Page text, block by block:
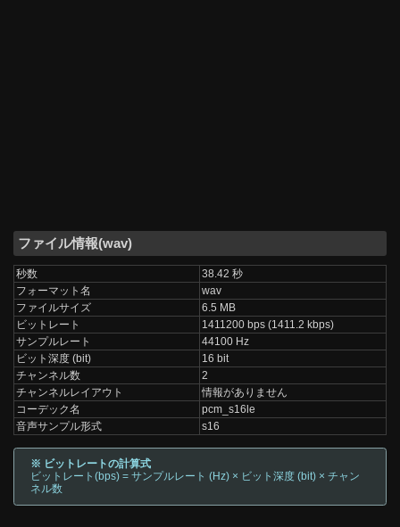
ファイル情報(wav)
秒数
38.42 秒
フォーマット名
wav
ファイルサイズ
6.5 MB
ビットレート
1411200 bps (1411.2 kbps)
サンプルレート
44100 Hz
ビット深度 (bit)
16 bit
チャンネル数
2
チャンネルレイアウト
情報がありません
コーデック名
pcm_s16le
音声サンプル形式
s16
※ ビットレートの計算式
ビットレート(bps) = サンプルレート (Hz) × ビット深度 (bit) × チャン
ネル数